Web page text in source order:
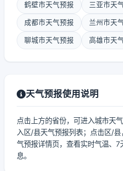
鹤壁市天气预报 三亚市天
成都市天气预报 兰州市天
聊城市天气预报 高雄市天
天气预报使用说明
点击上方的省份，可进入城市天
入区/县天气预报列表；点击区/
气预报详情页，查看实时气温、
息。